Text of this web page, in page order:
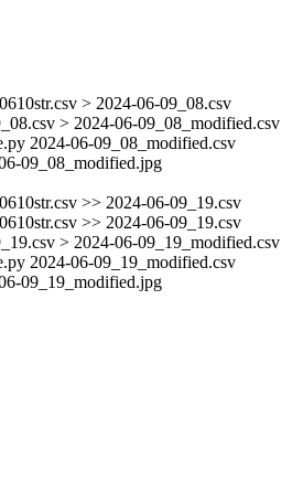
> 2024-06-09_08.csv
> 2024-06-09_08_modified.csv
2024-06-09_08_modified.csv
09_08_modified.jpg
>> 2024-06-09_19.csv
>> 2024-06-09_19.csv
> 2024-06-09_19_modified.csv
2024-06-09_19_modified.csv
09_19_modified.jpg